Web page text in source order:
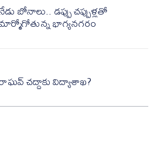
బోనాలు.. డప్పు చప్పుళ్లతో
భాగ్యనగరం
చద్దాకు విద్యాశాఖ?